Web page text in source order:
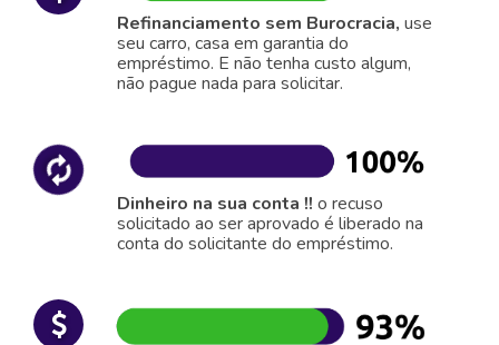
Refinanciamento sem Burocracia, use
seu carro, casa em garantia do
empréstimo. E não tenha custo algum,
não pague nada para solicitar.
Dinheiro na sua conta !! o recuso
solicitado ao ser aprovado é liberado na
conta do solicitante do empréstimo.